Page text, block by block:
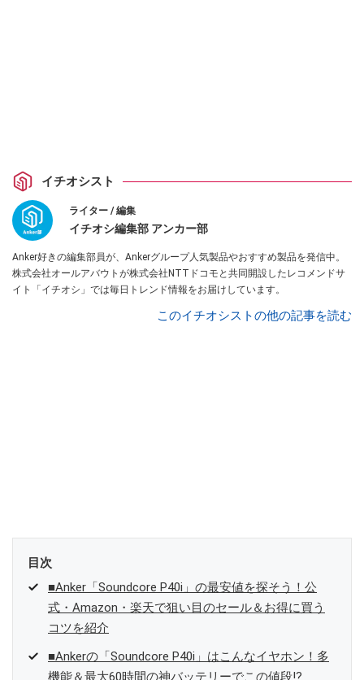
イチオシスト
ライター / 編集
イチオシ編集部 アンカー部
Anker好きの編集部員が、Ankerグループ人気製品やおすすめ製品を発信中。
株式会社オールアバウトが株式会社NTTドコモと共同開設したレコメンドサ
イト「イチオシ」では毎日トレンド情報をお届けしています。
このイチオシストの他の記事を読む
目次
■Anker「Soundcore P40i」の最安値を探そう！公
式・Amazon・楽天で狙い目のセール＆お得に買う
コツを紹介
■Ankerの「Soundcore P40i」はこんなイヤホン！多
機能＆最大60時間の神バッテリーでこの値段!?